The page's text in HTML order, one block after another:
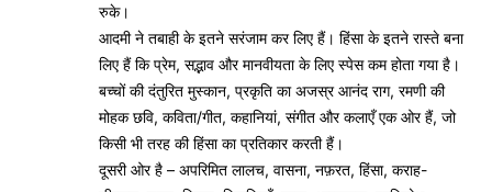
रुके।
आदमी ने तबाही के इतने सरंजाम कर लिए हैं। हिंसा के इतने रास्ते बना
लिए हैं कि प्रेम, सद्भाव और मानवीयता के लिए स्पेस कम होता गया है।
बच्चों की दंतुरित मुस्कान, प्रकृति का अजस्र आनंद राग, रमणी की
मोहक छवि, कविता/गीत, कहानियां, संगीत और कलाएँ एक ओर हैं, जो
किसी भी तरह की हिंसा का प्रतिकार करती हैं।
दूसरी ओर है – अपरिमित लालच, वासना, नफ़रत, हिंसा, कराह-